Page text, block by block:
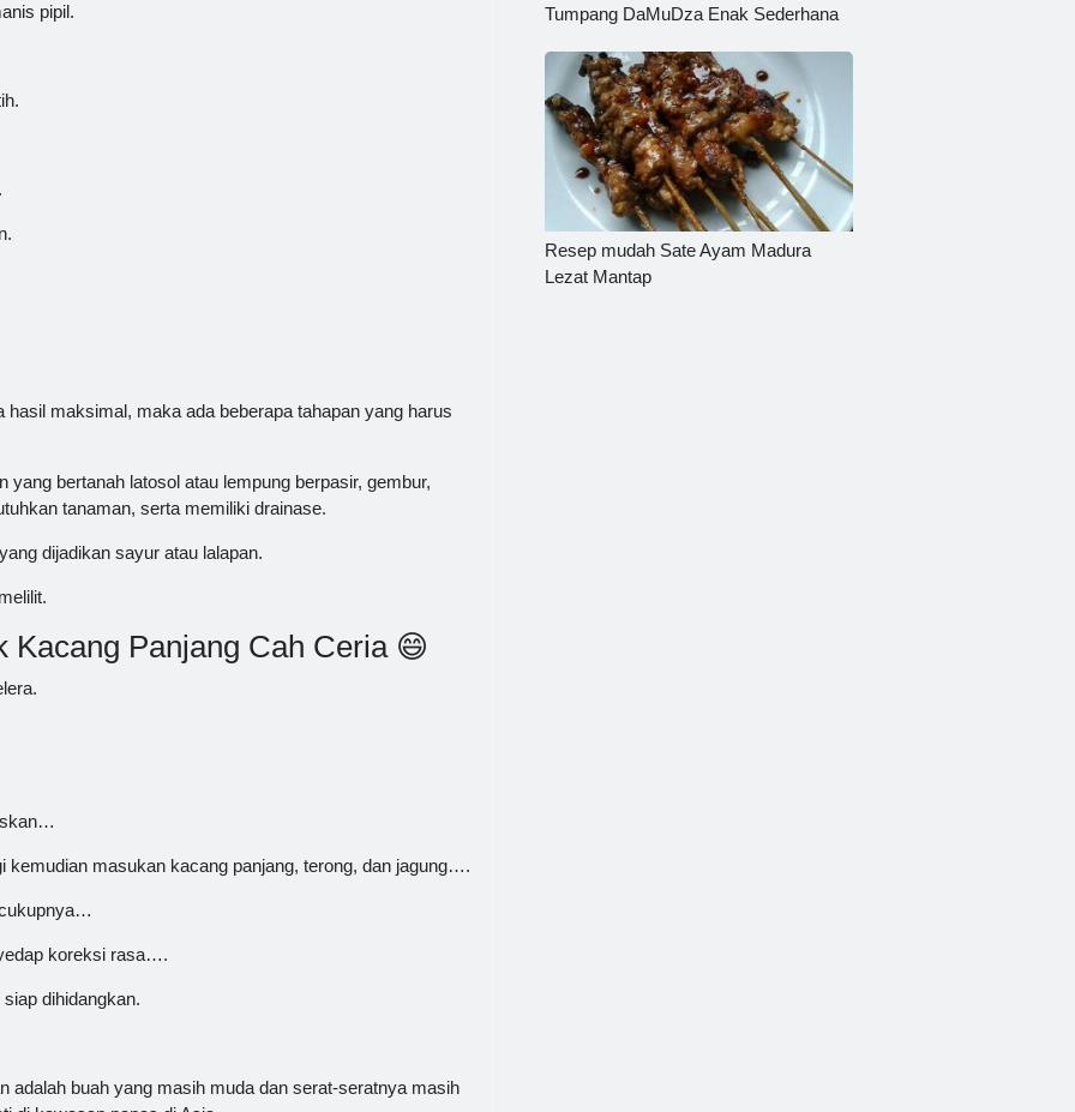
pipil.
maksimal, maka ada beberapa tahapan yang harus
yang bertanah latosol atau lempung berpasir, gembur,
tanaman, serta memiliki drainase.
dijadikan sayur atau lalapan.
Kacang Panjang Cah Ceria 😄
kemudian masukan kacang panjang, terong, dan jagung….
koreksi rasa….
dihidangkan.
adalah buah yang masih muda dan serat-seratnya masih
Tumpang DaMuDza Enak Sederhana
Resep mudah Sate Ayam Madura
Lezat Mantap